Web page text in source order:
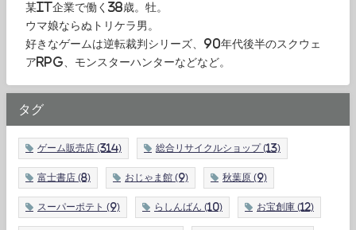
某IT企業で働く38歳。牡。
ウマ娘ならぬトリケラ男。
好きなゲームは逆転裁判シリーズ、90年代後半のスクウェ
アRPG、モンスターハンターなどなど。
タグ
ゲーム販売店 (314) 総合リサイクルショップ(13)
富士書店 (8) おじゃま館 (9) 秋葉原 (9)
スーパーポテト (9) らしんばん (10) お宝創庫 (12)